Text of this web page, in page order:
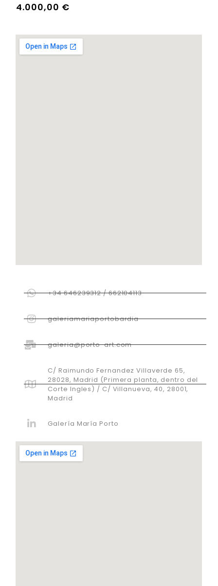
4.000,00 €
+34 646239312 / 662104113
galeriamariaportobardia
galeria@porto-art.com
C/ Raimundo Fernandez Villaverde 65,
28028, Madrid (Primera planta, dentro del
Corte Ingles) / C/ Villanueva, 40, 28001,
Madrid
Galería María Porto